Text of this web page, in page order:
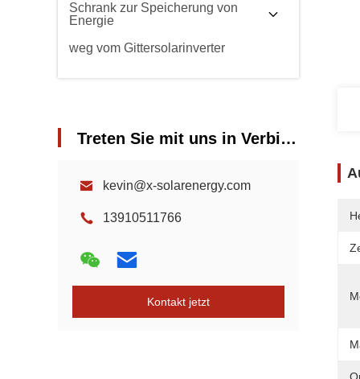
Schrank zur Speicherung von
Energie
weg vom Gittersolarinverter
Treten Sie mit uns in Verbindung
kevin@x-solarenergy.com
13910511766
Kontakt jetzt